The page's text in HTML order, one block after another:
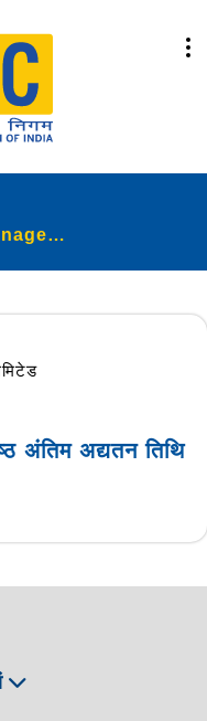
LIC Mutual Fund Asset Management Limited
अंतिम अद्यतन तिथि